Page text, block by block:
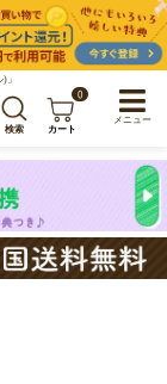
」
検索
0
カート
メニュー